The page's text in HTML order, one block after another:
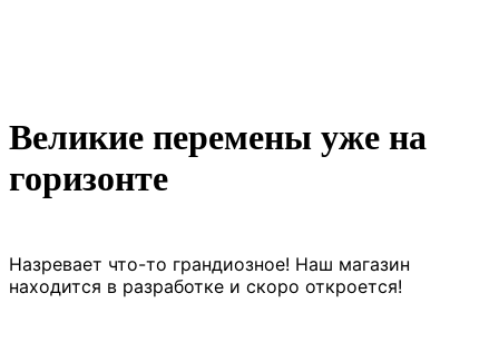
Великие перемены уже на
горизонте
Назревает что-то грандиозное! Наш магазин
находится в разработке и скоро откроется!